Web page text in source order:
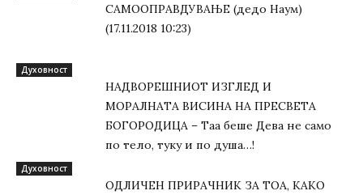
САМООПРАВДУВАЊЕ (дедо Наум)
(17.11.2018 10:23)
Духовност
НАДВОРЕШНИОТ ИЗГЛЕД И
МОРАЛНАТА ВИСИНА HA ПРЕСВЕТА
БОГОРОДИЦА – Таа беше Дева не само
по тело, туку и по душа…!
Духовност
ОДЛИЧЕН ПРИРАЧНИК ЗА ТОА, КАКО